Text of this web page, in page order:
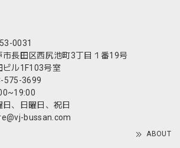
0031
市長田区西尻池町3丁目１番19号
ビル1F103号室
575-3699
日、日曜日、祝日
bussan.com
ABOUT